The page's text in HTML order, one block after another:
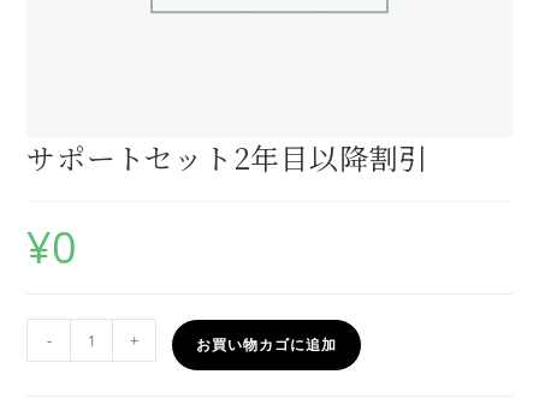
サポートセット2年目以降割引
¥0
- + お買い物カゴに追加